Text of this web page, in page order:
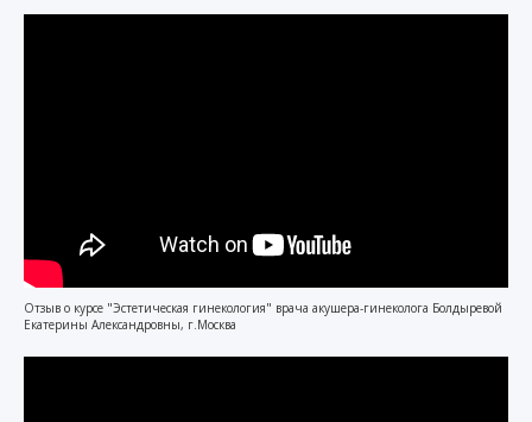
Отзыв о курсе "Эстетическая гинекология" врача акушера-гинеколога Болдыревой
Екатерины Александровны, г.Москва